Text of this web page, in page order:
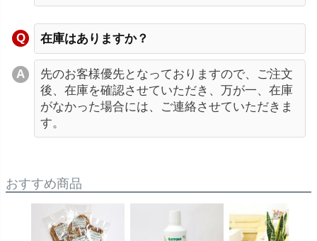
在庫はありますか？
先のお客様優先となっておりますので、ご注文
後、在庫を確認させていただき、万が一、在庫
がなかった場合には、ご連絡させていただきま
す。
おすすめ商品